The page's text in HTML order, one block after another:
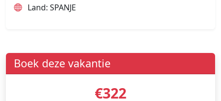
Land: SPANJE
Boek deze vakantie
€322